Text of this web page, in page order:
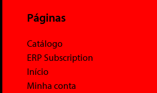
Páginas
Catálogo
ERP Subscription
Início
Minha conta